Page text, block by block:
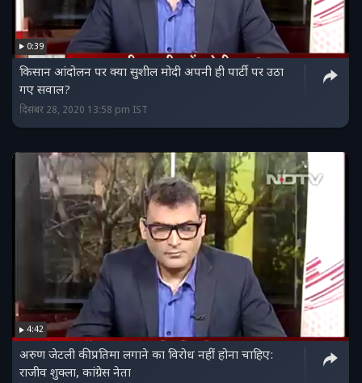
0:39
किसान आंदोलन पर क्या सुशील मोदी अपनी ही पार्टी पर उठा
गए सवाल?
दिसंबर 28, 2020 13:58 pm IST
4:42
अरुण जेटली की प्रतिमा लगाने का विरोध नहीं होना चाहिए:
राजीव शुक्ला, कांग्रेस नेता